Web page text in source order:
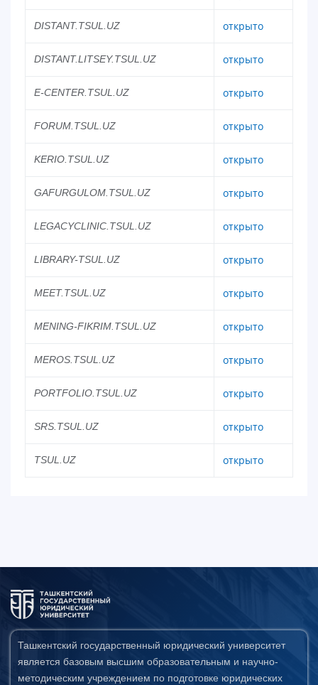
DISTANT.TSUL.UZ открыто
DISTANT.LITSEY.TSUL.UZ открыто
E-CENTER.TSUL.UZ открыто
FORUM.TSUL.UZ открыто
KERIO.TSUL.UZ открыто
GAFURGULOM.TSUL.UZ открыто
LEGACYCLINIC.TSUL.UZ открыто
LIBRARY-TSUL.UZ открыто
MEET.TSUL.UZ открыто
MENING-FIKRIM.TSUL.UZ открыто
MEROS.TSUL.UZ открыто
PORTFOLIO.TSUL.UZ открыто
SRS.TSUL.UZ открыто
TSUL.UZ открыто
Ташкентский государственный юридический университет
является базовым высшим образовательным и научно-
методическим учреждением по подготовке юридических